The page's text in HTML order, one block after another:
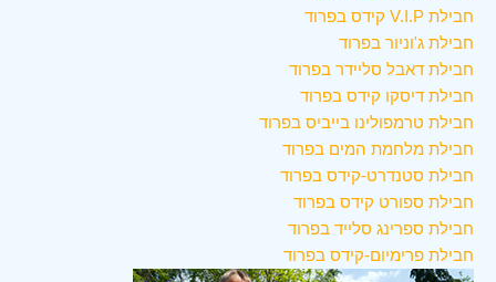
חבילת V.I.P קידס בפרוד
חבילת ג'וניור בפרוד
חבילת דאבל סליידר בפרוד
חבילת דיסקו קידס בפרוד
חבילת טרמפולינו בייביס בפרוד
חבילת מלחמת המים בפרוד
חבילת סטנדרט-קידס בפרוד
חבילת ספורט קידס בפרוד
חבילת ספרינג סלייד בפרוד
חבילת פרימיום-קידס בפרוד